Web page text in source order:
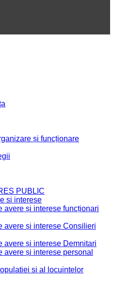
și funcționare
PUBLIC
si interese
avere și interese funcționari
avere și interese Consilieri
avere și interese Demnitari
avere și interese personal
si al locuintelor